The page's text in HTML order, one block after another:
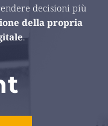
decisioni più
della propria
.